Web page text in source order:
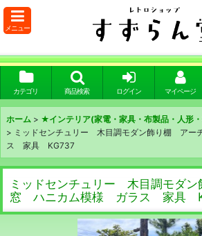
メニュー
カテゴリ 商品検索 ログイン マイページ
ホーム > ★インテリア(家電・家具・布製品・人形
> ミッドセンチュリー 木目調モダン飾り棚 ア
ス 家具 KG737
ミッドセンチュリー 木目調モダ
窓 ハニカム模様 ガラス 家具